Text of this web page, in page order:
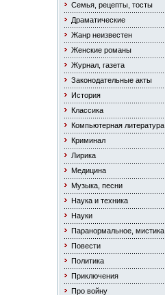
Семья, рецепты, тосты
Драматические
Жанр неизвестен
Женские романы
Журнал, газета
Законодательные акты
История
Классика
Компьютерная литература
Криминал
Лирика
Медицина
Музыка, песни
Наука и техника
Науки
Паранормальное, мистика
Повести
Политика
Приключения
Про войну